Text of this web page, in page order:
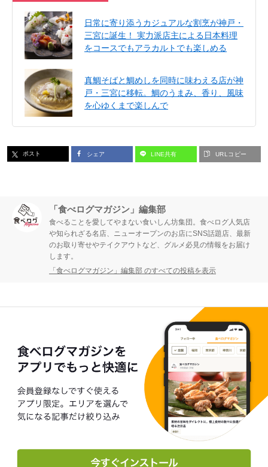
日常に寄り添うカジュアルな割烹が神戸・
三宮に誕生！ 実力派店主による日本料理
をコースでもアラカルトでも楽しめる
真鯛そばと鯛めしを同時に味わえる店が神
戸・三宮に移転。鯛のうまみ、香り、風味
を心ゆくまで楽しんで
ポスト シェア LINE共有 URLコピー
「食べログマガジン」編集部
食べることを愛してやまない食いしん坊集団。食べログ人気店
や知られざる名店、ニューオープンのお店にSNS話題店、最新
のお取り寄せやテイクアウトなど、グルメ必見の情報をお届け
します。
「食べログマガジン」編集部 のすべての投稿を表示